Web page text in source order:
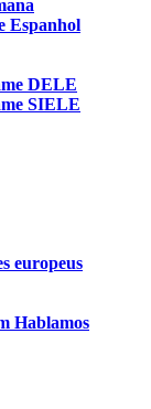
Espanhol
DELE
SIELE
europeus
Hablamos